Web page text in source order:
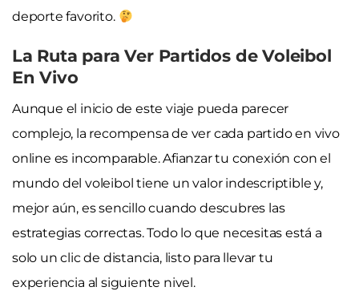
deporte favorito.
La Ruta para Ver Partidos de Voleibol
En Vivo
Aunque el inicio de este viaje pueda parecer
complejo, la recompensa de ver cada partido en vivo
online es incomparable. Afianzar tu conexión con el
mundo del voleibol tiene un valor indescriptible y,
mejor aún, es sencillo cuando descubres las
estrategias correctas. Todo lo que necesitas está a
solo un clic de distancia, listo para llevar tu
experiencia al siguiente nivel.